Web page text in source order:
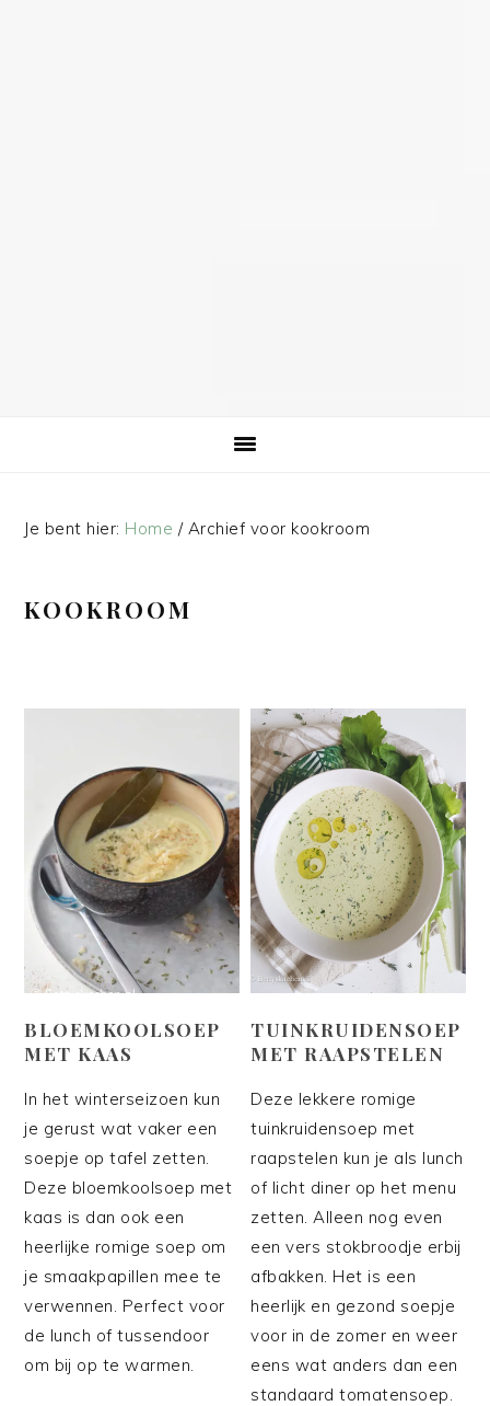
Je bent hier: Home /Archief voor kookroom
KOOKROOM
BLOEMKOOLSOEP
MET KAAS
In het winterseizoen kun
je gerust wat vaker een
soepje op tafel zetten.
Deze bloemkoolsoep met
kaas is dan ook een
heerlijke romige soep om
je smaakpapillen mee te
verwennen. Perfect voor
de lunch of tussendoor
om bij op te warmen.
TUINKRUIDENSOEP
MET RAAPSTELEN
Deze lekkere romige
tuinkruidensoep met
raapstelen kun je als lunch
of licht diner op het menu
zetten. Alleen nog even
een vers stokbroodje erbij
afbakken. Het is een
heerlijk en gezond soepje
voor in de zomer en weer
eens wat anders dan een
standaard tomatensoep.